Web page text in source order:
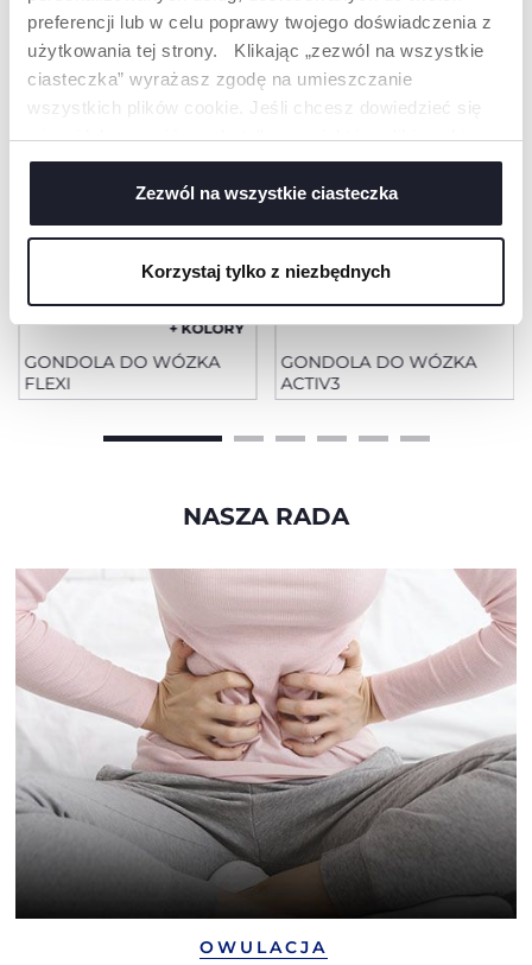
preferencji lub w celu poprawy twojego doświadczenia z
użytkowania tej strony. Klikając „zezwól na wszystkie
ciasteczka” wyrażasz zgodę na umieszczanie
wszystkich plików cookie. Jeśli chcesz dowiedzieć się
więcej lub wyrazić zgodę tylko na niektóre pliki cookie,
kliknij „Ustawienia”. Zamykając ten baner, wyrażasz
zgodę na używanie wyłącznie technicznych plików
cookie, które są niezbędne dla żądanej usługi.
Zezwól na wszystkie ciasteczka
Korzystaj tylko z niezbędnych
ZAINTERESOWAĆ
+ KOLORY
GONDOLA DO WÓZKA
FLEXI
GONDOLA DO WÓZKA
ACTIV3
NASZA RADA
OWULACJA